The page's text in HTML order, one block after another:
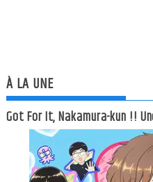
À LA UNE
Got For It, Nakamura-kun !!